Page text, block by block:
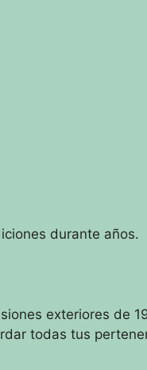
durante años.
exteriores de
todas tus